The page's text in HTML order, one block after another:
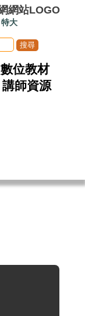
特大
數位教材
講師資源